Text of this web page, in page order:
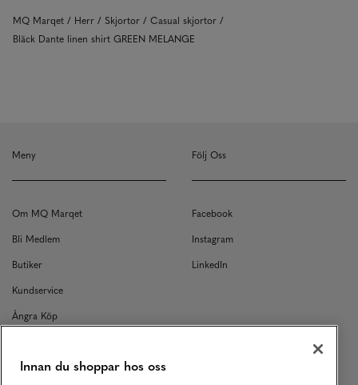
MQ Marqet Herr Skjortor
Casual skjortor
Bläck Dante linen shirt GREEN MELANGE
Meny
Om MQ Marqet
Bli Medlem
Butiker
Kundservice
Ångra Köp
Returer
Följ Oss
Facebook
Instagram
LinkedIn
Innan du shoppar hos oss